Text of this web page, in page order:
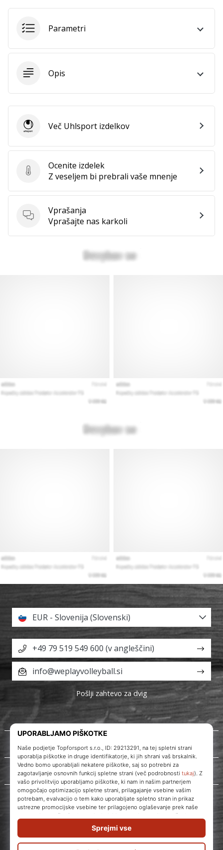
Parametri
Opis
Ocenite izdelek
Ocenite izdelek
Z veseljem bi prebrali vaše mnenje
Vprašanja
Vprašanja
Vprašajte nas karkoli
UhlsportVeč Uhlsport izdelkov
WePlayVolleyball.si
O nas
Storitve za stranke
EUR - Slovenija (Slovenski)
+49 79 519 549 600 (v angleščini)
info@weplayvolleyball.si
Pošlji zahtevo za dvig